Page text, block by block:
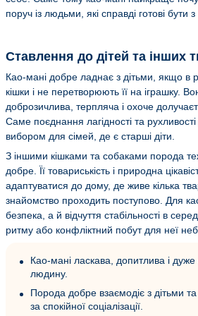
поруч із людьми, які справді готові бути
Ставлення до дітей та інших
Као-мані добре ладнає з дітьми, якщо в
кішки і не перетворюють її на іграшку.
доброзичлива, терпляча і охоче
Саме поєднання лагідності та
вибором для сімей, де є старші діти.
З іншими кішками та собаками порода
добре. Її товариськість і природна
адаптуватися до дому, де живе кілька
знайомство проходить поступово. Для
безпека, а й відчуття стабільності в
ритму або конфліктний побут для неї
Као-мані ласкава, допитлива і дуже
людину.
Порода добре взаємодіє з дітьми
за спокійної соціалізації.